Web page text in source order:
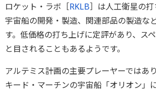
ロケット・ラボ［RKLB］は人工衛星の
宇宙船の開発・製造、関連部品の製造な
す。低価格の打ち上げに定評があり、ス
と目されることもあるようです。
アルテミス計画の主要プレーヤーではあ
キード・マーチンの宇宙船「オリオン」